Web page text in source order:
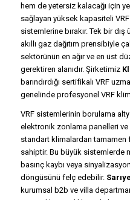
hem de yetersiz kalacağı için
sağlayan yüksek kapasiteli
sistemlerine bırakır. Tek bir
akıllı gaz dağıtım prensibiyle
sektörünün en ağır ve en üst
gerektiren alanıdır. Şirketimiz
barındırdığı sertifikalı VRF
genelinde profesyonel VRF
VRF sistemlerinin borulama
elektronik zonlama panelleri ve
standart klimalardan tamamen
sahiptir. Bu büyük sistemlerde
basınç kaybı veya
döngüsünü felç edebilir.
kurumsal b2b ve villa